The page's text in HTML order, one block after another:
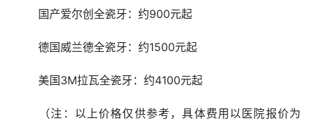
	国产爱尔创全瓷牙：约900元起
	德国威兰德全瓷牙：约1500元起
	美国3M拉瓦全瓷牙：约4100元起